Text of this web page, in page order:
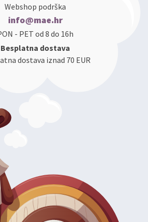
Webshop podrška
info@mae.hr
- PET od 8 do 16h
Besplatna dostava
dostava iznad 70 EUR